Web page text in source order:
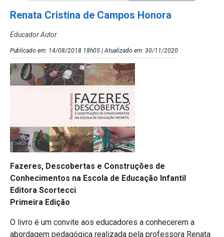
Renata Cristina de Campos Honora
Educador Autor
Publicado em: 14/08/2018 18h05 | Atualizado em: 30/11/2020
Fazeres, Descobertas e Construções de
Conhecimentos na Escola de Educação Infantil
Editora Scortecci
Primeira Edição
O livro é um convite aos educadores a conhecerem a
abordagem pedagógica realizada pela professora Renata